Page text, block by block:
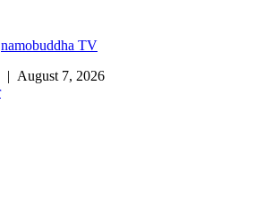
namobuddha TV
| August 7, 2026